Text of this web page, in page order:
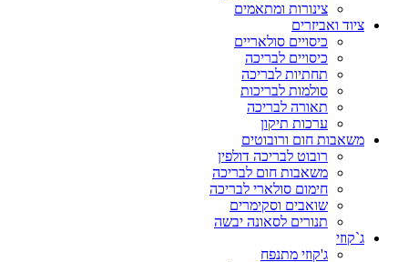
צינורות ומתאמים
ציוד ואביזרים
כיסויים סולאריים
כיסויים לבריכה
תחתיות לבריכה
סולמות לבריכות
תאורה לבריכה
ערכות תיקון
משאבות חום ורובוטים
רובוט לבריכה דולפין
משאבות חום לבריכה
חימום סולארי לבריכה
שואבים וסקימרים
תנורים לסאונה יבשה
ג`קוזי
ג'קוזי מתנפח